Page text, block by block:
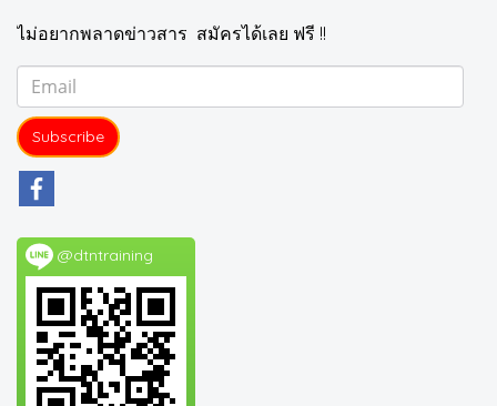
ไม่อยากพลาดข่าวสาร สมัครได้เลย ฟรี !!
Subscribe
@dtntraining